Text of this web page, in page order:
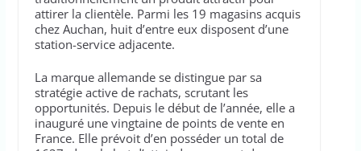
attirer la clientèle. Parmi les 19 magasins acquis
chez Auchan, huit d’entre eux disposent d’une
station-service adjacente.
La marque allemande se distingue par sa
stratégie active de rachats, scrutant les
opportunités. Depuis le début de l’année, elle a
inauguré une vingtaine de points de vente en
France. Elle prévoit d’en posséder un total de